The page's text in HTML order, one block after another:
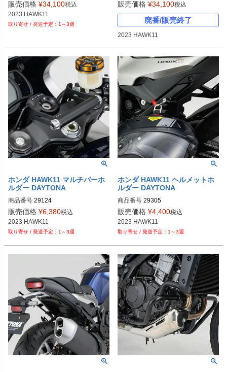
9PL：P111-8126
販売価格 ¥34,100税込
2023 HAWK11
1～3週
9PL：P111-8125
販売価格 ¥34,100税込
廃番/販売終了
2023 HAWK11
ホンダ HAWK11 マルチバーホ
ルダー DAYTONA
商品番号 29124
9PL：P111-8131
販売価格 ¥6,380税込
2023 HAWK11
1～3週
ホンダ HAWK11 ヘルメットホ
ルダー DAYTONA
商品番号 29305
9PL：P111-8131
販売価格 ¥4,400税込
2023 HAWK11
1～3週